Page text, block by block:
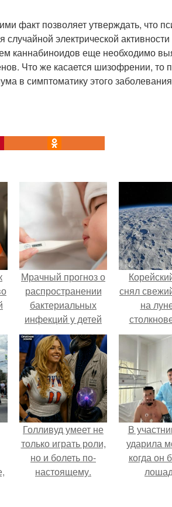
факт позволяет утверждать, что
электрической
каннабиноидов еще необходимо
Что же касается шизофрении, то
в симптоматику этого
Мрачный прогноз о
распространении
бактериальных
инфекций у детей
вышел.
снял
на
обломком
Голливуд умеет не
только играть роли,
но и болеть по-
настоящему.
В
ударила
когда он